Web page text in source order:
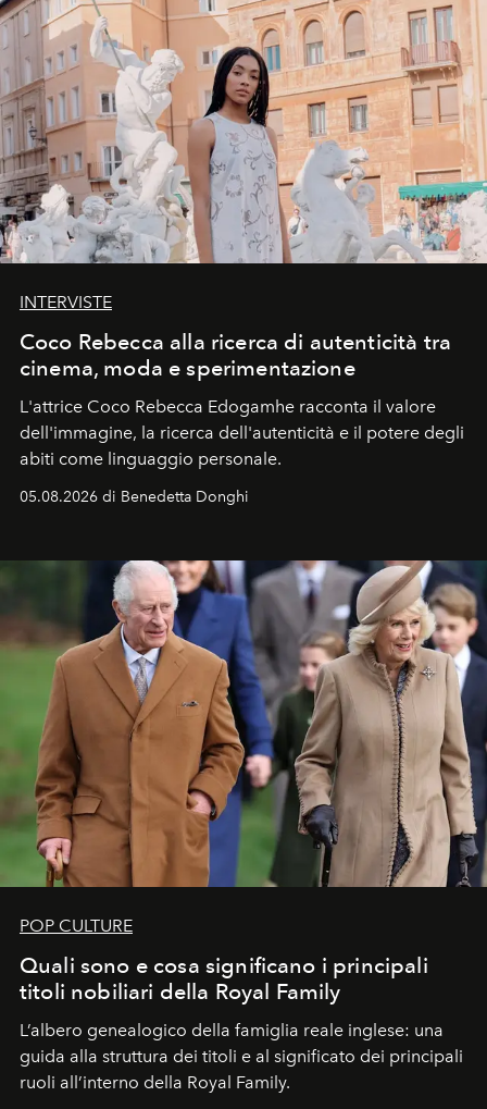
INTERVISTE
Coco Rebecca alla ricerca di autenticità tra
cinema, moda e sperimentazione
L'attrice Coco Rebecca Edogamhe racconta il valore
dell'immagine, la ricerca dell'autenticità e il potere degli
abiti come linguaggio personale.
05.08.2026 di Benedetta Donghi
POP CULTURE
Quali sono e cosa significano i principali
titoli nobiliari della Royal Family
L’albero genealogico della famiglia reale inglese: una
guida alla struttura dei titoli e al significato dei principali
ruoli all’interno della Royal Family.